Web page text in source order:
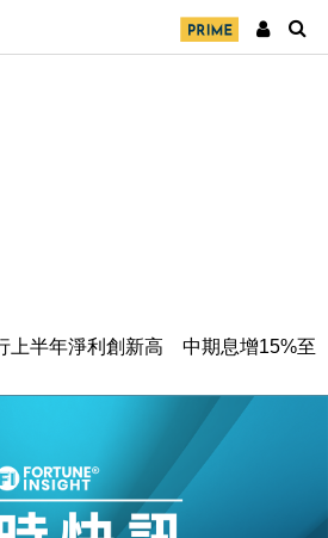
上半年淨利創新高 中期息增15%至
香港今年GDP預測至4.5% 看好貿易
執法人員要求交「保證金」 43歲女子
6.5萬點後回穩 全周仍升近2%